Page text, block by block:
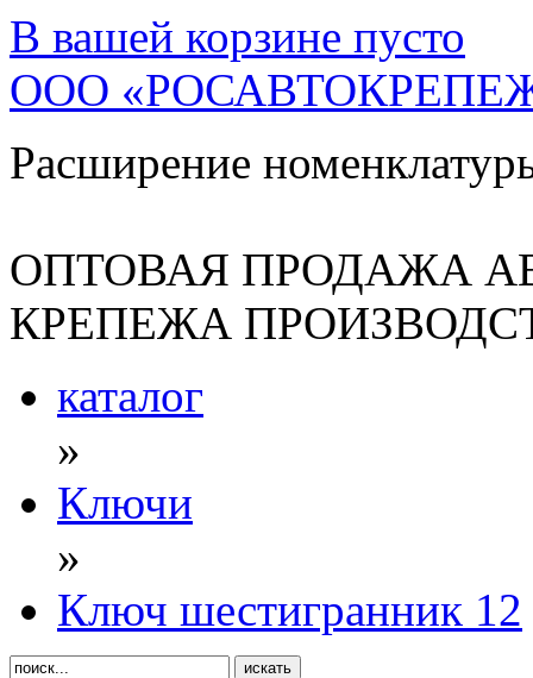
В вашей корзине пусто
ООО
Расширение
ОПТОВАЯ ПРОДАЖА
КРЕПЕЖА
каталог
»
Ключи
»
Ключ шестигранник 12